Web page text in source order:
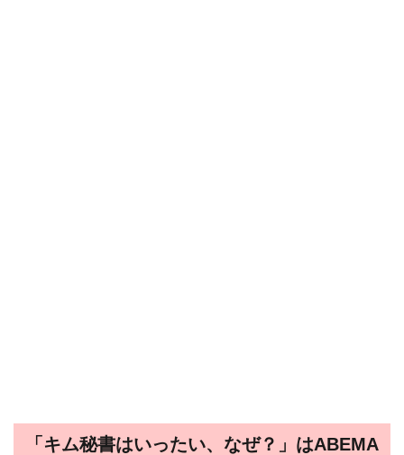
「キム秘書はいったい、なぜ？」はABEMA